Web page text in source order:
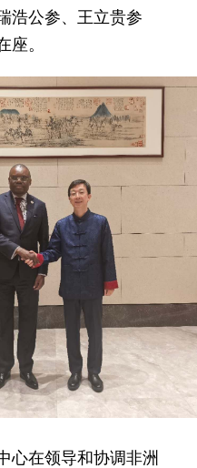
浩公参、王立贵参
座。
心在领导和协调非洲